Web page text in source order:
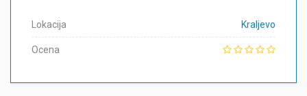
Lokacija Kraljevo
Ocena